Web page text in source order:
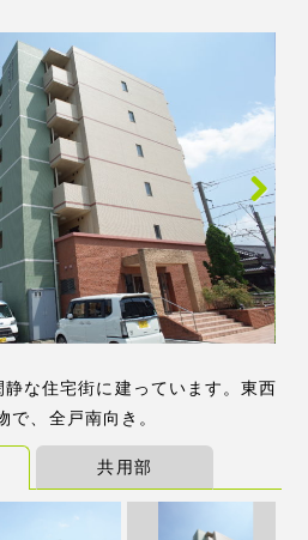
Next
な住宅街に建っています。東西
で、全戸南向き。
共用部